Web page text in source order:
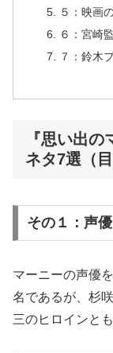
５：映画
６：宮崎
７：鈴木
『思い出
ネタ7選（
その１：声
マーニーの声優
名であるが、杉
三のヒロインと